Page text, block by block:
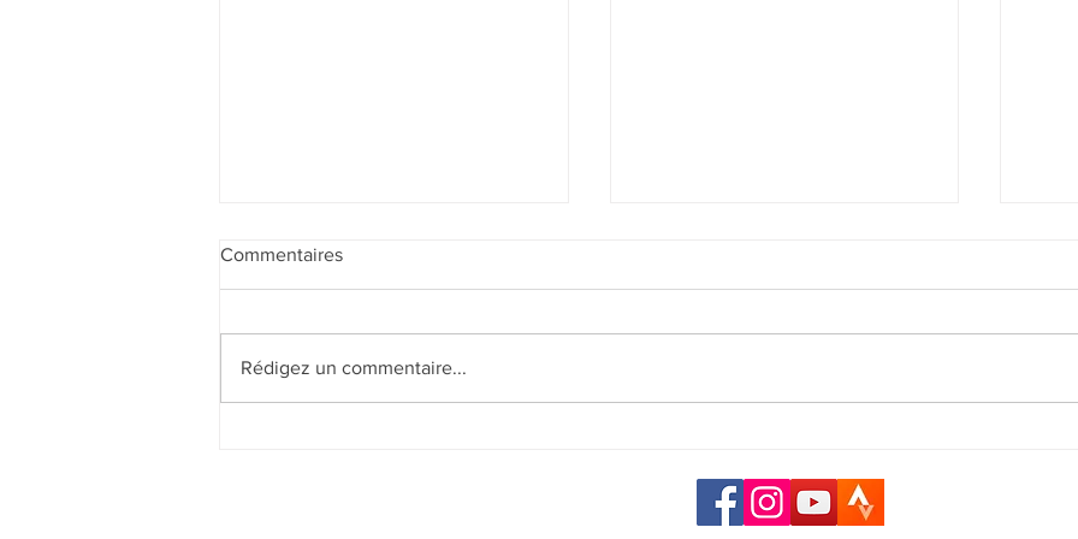
Commentaires
Rédigez un commentaire...